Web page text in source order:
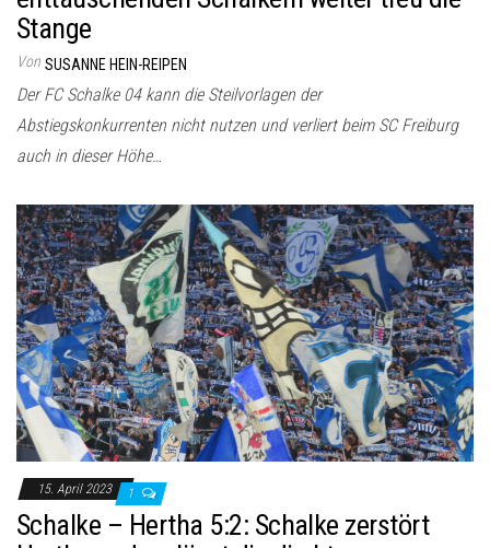
Stange
Von SUSANNE HEIN-REIPEN
Der FC Schalke 04 kann die Steilvorlagen der
Abstiegskonkurrenten nicht nutzen und verliert beim SC Freiburg
auch in dieser Höhe…
15. April 2023 1
Schalke – Hertha 5:2: Schalke zerstört